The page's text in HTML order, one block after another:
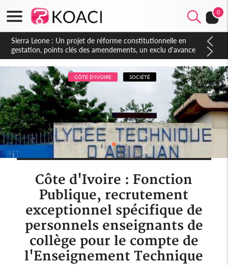
0
CÔTE D'IVOIRE SOCIÉTÉ
Côte d'Ivoire : Fonction
Publique, recrutement
exceptionnel spécifique de
personnels enseignants de
collège pour le compte de
l'Enseignement Technique